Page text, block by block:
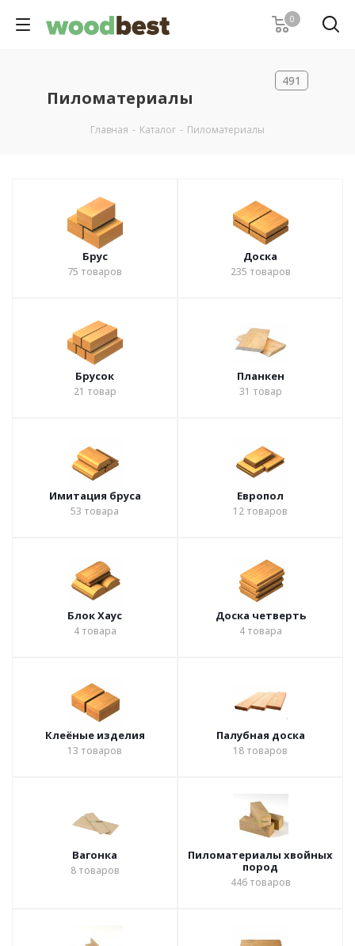
0
Пиломатериалы
491
Главная - Каталог - Пиломатериалы
Брус
75 товаров
Доска
235 товаров
Брусок
21 товар
Планкен
31 товар
Имитация бруса
53 товара
Европол
12 товаров
Блок Хаус
4товара
Доска четверть
4товара
Клеёные изделия
13 товаров
Палубная доска
18 товаров
Вагонка
8товаров
Пиломатериалы хвойных
пород
446товаров